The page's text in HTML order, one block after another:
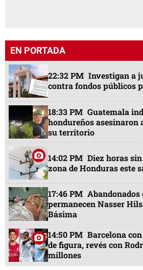
EN PORTADA
22:32 PM Investigan a
contra fondos públicos
18:33 PM Guatemala
hondureños asesinaron
su territorio
14:02 PM Diez horas
zona de Honduras este
17:46 PM
permanecen Nasser
Básima
14:50 PM Barcelona
de figura, revés con
millones